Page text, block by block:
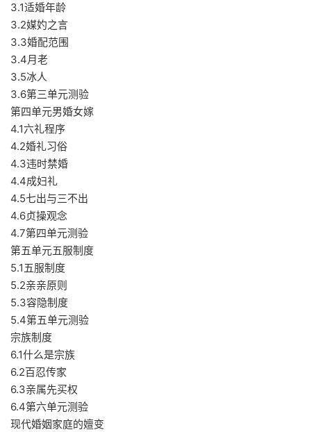
3.1适婚年龄
3.2媒妁之言
3.3婚配范围
3.4月老
3.5冰人
3.6第三单元测验
第四单元男婚女嫁
4.1六礼程序
4.2婚礼习俗
4.3违时禁婚
4.4成妇礼
4.5七出与三不出
4.6贞操观念
4.7第四单元测验
第五单元五服制度
5.1五服制度
5.2亲亲原则
5.3容隐制度
5.4第五单元测验
宗族制度
6.1什么是宗族
6.2百忍传家
6.3亲属先买权
6.4第六单元测验
现代婚姻家庭的嬗变